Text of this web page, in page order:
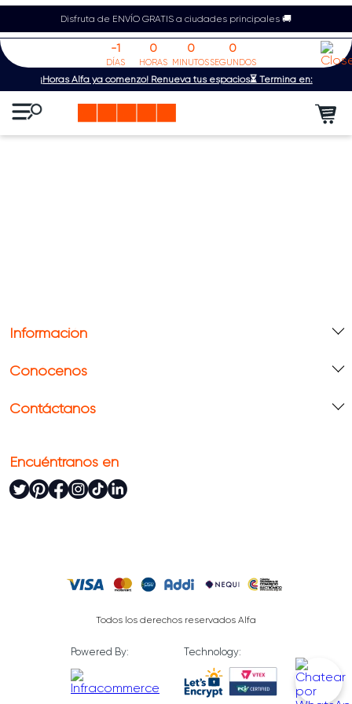
Disfruta de ENVÍO GRATIS a ciudades principales 🚚
¡Horas Alfa ya comenzó! Renueva tus espacios⏳ Termina en:
-1
DÍAS
0
HORAS
0
MINUTOS
0
SEGUNDOS
Información
Conócenos
Contáctanos
Encuéntranos en
Todos los derechos reservados Alfa
Powered By: Technology: